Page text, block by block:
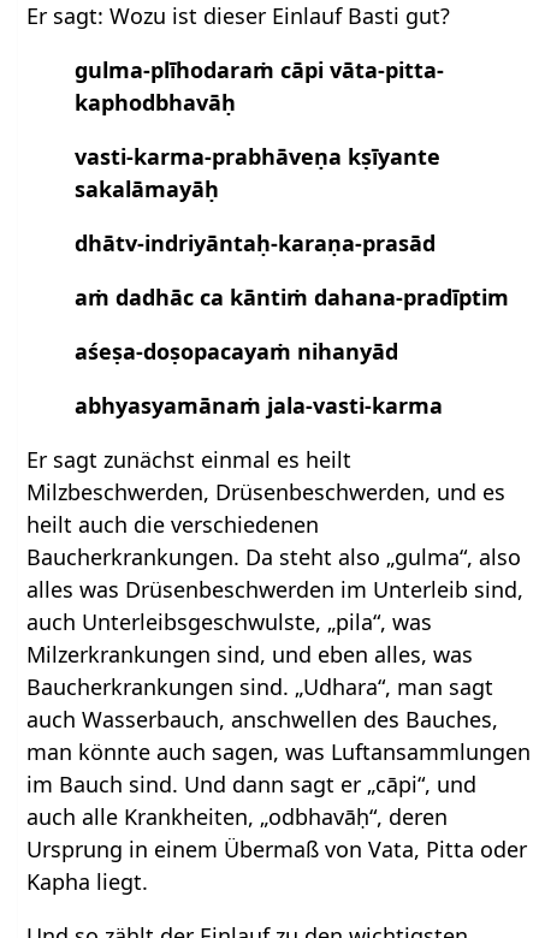
Er sagt: Wozu ist dieser Einlauf Basti gut?
gulma-plīhodaraṁ cāpi vāta-pitta-
kaphodbhavāḥ
vasti-karma-prabhāveṇa kṣīyante
sakalāmayāḥ
dhātv-indriyāntaḥ-karaṇa-prasād
aṁ dadhāc ca kāntiṁ dahana-pradīptim
aśeṣa-doṣopacayaṁ nihanyād
abhyasyamānaṁ jala-vasti-karma
Er sagt zunächst einmal es heilt
Milzbeschwerden, Drüsenbeschwerden, und es
heilt auch die verschiedenen
Baucherkrankungen. Da steht also „gulma“, also
alles was Drüsenbeschwerden im Unterleib sind,
auch Unterleibsgeschwulste, „pila“, was
Milzerkrankungen sind, und eben alles, was
Baucherkrankungen sind. „Udhara“, man sagt
auch Wasserbauch, anschwellen des Bauches,
man könnte auch sagen, was Luftansammlungen
im Bauch sind. Und dann sagt er „cāpi“, und
auch alle Krankheiten, „odbhavāḥ“, deren
Ursprung in einem Übermaß von Vata, Pitta oder
Kapha liegt.